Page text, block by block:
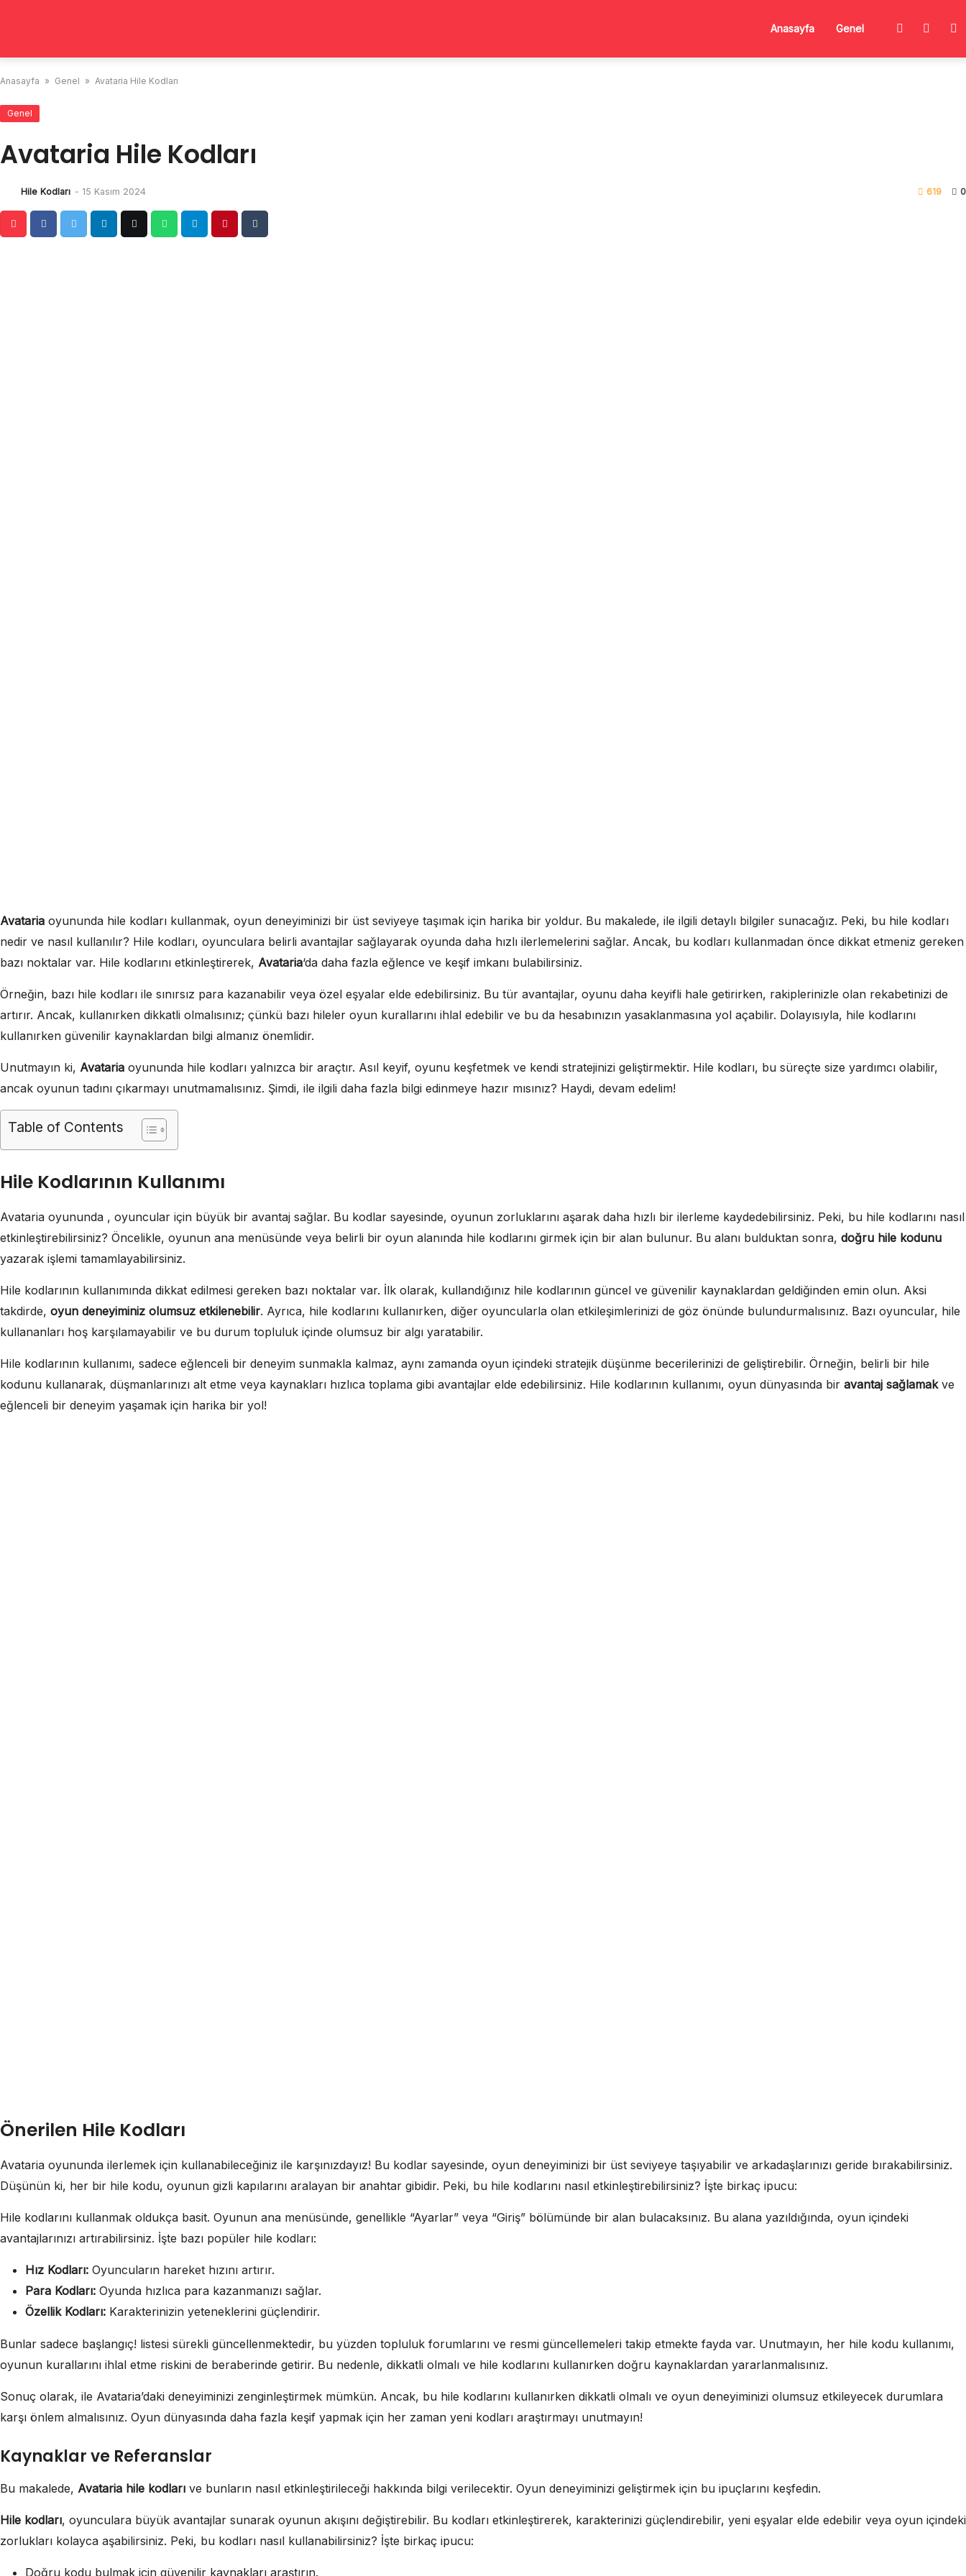
Anasayfa Genel
Anasayfa » Genel » Avataria Hile Kodları
Genel
Avataria Hile Kodları
Hile Kodları - 15 Kasım 2024 619 0
Avataria oyununda hile kodları kullanmak, oyun deneyiminizi bir üst seviyeye taşımak için harika bir yoldur. Bu makalede, ile ilgili detaylı bilgiler sunacağız. Peki, bu hile kodları
nedir ve nasıl kullanılır? Hile kodları, oyunculara belirli avantajlar sağlayarak oyunda daha hızlı ilerlemelerini sağlar. Ancak, bu kodları kullanmadan önce dikkat etmeniz gereken
bazı noktalar var. Hile kodlarını etkinleştirerek, Avataria‘da daha fazla eğlence ve keşif imkanı bulabilirsiniz.
Örneğin, bazı hile kodları ile sınırsız para kazanabilir veya özel eşyalar elde edebilirsiniz. Bu tür avantajlar, oyunu daha keyifli hale getirirken, rakiplerinizle olan rekabetinizi de
artırır. Ancak, kullanırken dikkatli olmalısınız; çünkü bazı hileler oyun kurallarını ihlal edebilir ve bu da hesabınızın yasaklanmasına yol açabilir. Dolayısıyla, hile kodlarını
kullanırken güvenilir kaynaklardan bilgi almanız önemlidir.
Unutmayın ki, Avataria oyununda hile kodları yalnızca bir araçtır. Asıl keyif, oyunu keşfetmek ve kendi stratejinizi geliştirmektir. Hile kodları, bu süreçte size yardımcı olabilir,
ancak oyunun tadını çıkarmayı unutmamalısınız. Şimdi, ile ilgili daha fazla bilgi edinmeye hazır mısınız? Haydi, devam edelim!
Table of Contents
Hile Kodlarının Kullanımı
Avataria oyununda , oyuncular için büyük bir avantaj sağlar. Bu kodlar sayesinde, oyunun zorluklarını aşarak daha hızlı bir ilerleme kaydedebilirsiniz. Peki, bu hile kodlarını nasıl
etkinleştirebilirsiniz? Öncelikle, oyunun ana menüsünde veya belirli bir oyun alanında hile kodlarını girmek için bir alan bulunur. Bu alanı bulduktan sonra, doğru hile kodunu
yazarak işlemi tamamlayabilirsiniz.
Hile kodlarının kullanımında dikkat edilmesi gereken bazı noktalar var. İlk olarak, kullandığınız hile kodlarının güncel ve güvenilir kaynaklardan geldiğinden emin olun. Aksi
takdirde, oyun deneyiminiz olumsuz etkilenebilir. Ayrıca, hile kodlarını kullanırken, diğer oyuncularla olan etkileşimlerinizi de göz önünde bulundurmalısınız. Bazı oyuncular, hile
kullananları hoş karşılamayabilir ve bu durum topluluk içinde olumsuz bir algı yaratabilir.
Hile kodlarının kullanımı, sadece eğlenceli bir deneyim sunmakla kalmaz, aynı zamanda oyun içindeki stratejik düşünme becerilerinizi de geliştirebilir. Örneğin, belirli bir hile
kodunu kullanarak, düşmanlarınızı alt etme veya kaynakları hızlıca toplama gibi avantajlar elde edebilirsiniz. Hile kodlarının kullanımı, oyun dünyasında bir avantaj sağlamakve
eğlenceli bir deneyim yaşamak için harika bir yol!
Önerilen Hile Kodları
Avataria oyununda ilerlemek için kullanabileceğiniz ile karşınızdayız! Bu kodlar sayesinde, oyun deneyiminizi bir üst seviyeye taşıyabilir ve arkadaşlarınızı geride bırakabilirsiniz.
Düşünün ki, her bir hile kodu, oyunun gizli kapılarını aralayan bir anahtar gibidir. Peki, bu hile kodlarını nasıl etkinleştirebilirsiniz? İşte birkaç ipucu:
Hile kodlarını kullanmak oldukça basit. Oyunun ana menüsünde, genellikle “Ayarlar” veya “Giriş” bölümünde bir alan bulacaksınız. Bu alana yazıldığında, oyun içindeki
avantajlarınızı artırabilirsiniz. İşte bazı popüler hile kodları:
Hız Kodları: Oyuncuların hareket hızını artırır.
Para Kodları: Oyunda hızlıca para kazanmanızı sağlar.
Özellik Kodları: Karakterinizin yeteneklerini güçlendirir.
Bunlar sadece başlangıç! listesi sürekli güncellenmektedir, bu yüzden topluluk forumlarını ve resmi güncellemeleri takip etmekte fayda var. Unutmayın, her hile kodu kullanımı,
oyunun kurallarını ihlal etme riskini de beraberinde getirir. Bu nedenle, dikkatli olmalı ve hile kodlarını kullanırken doğru kaynaklardan yararlanmalısınız.
Sonuç olarak, ile Avataria’daki deneyiminizi zenginleştirmek mümkün. Ancak, bu hile kodlarını kullanırken dikkatli olmalı ve oyun deneyiminizi olumsuz etkileyecek durumlara
karşı önlem almalısınız. Oyun dünyasında daha fazla keşif yapmak için her zaman yeni kodları araştırmayı unutmayın!
Kaynaklar ve Referanslar
Bu makalede, Avataria hile kodları ve bunların nasıl etkinleştirileceği hakkında bilgi verilecektir. Oyun deneyiminizi geliştirmek için bu ipuçlarını keşfedin.
Hile kodları, oyunculara büyük avantajlar sunarak oyunun akışını değiştirebilir. Bu kodları etkinleştirerek, karakterinizi güçlendirebilir, yeni eşyalar elde edebilir veya oyun içindeki
zorlukları kolayca aşabilirsiniz. Peki, bu kodları nasıl kullanabilirsiniz? İşte birkaç ipucu:
Doğru kodu bulmak için güvenilir kaynakları araştırın.